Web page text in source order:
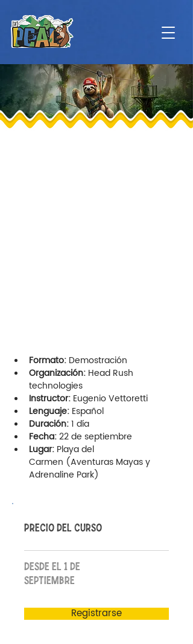
Formato: Demostración
Organización: Head Rush
technologies
Instructor: Eugenio Vettoretti
Lenguaje: Español
Duración: 1 día
Fecha: 22 de septiembre
Lugar: Playa del
Carmen (Aventuras Mayas y
Adrenaline Park)
PRECIO DEL CURSO
DESDE EL 1 DE
SEPTIEMBRE
Registrarse